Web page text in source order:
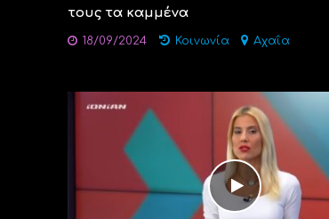
τους τα καμμένα
18/09/2024 Κοινωνία Αχαΐα